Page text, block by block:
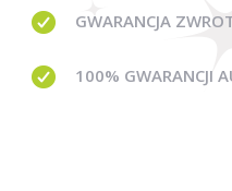
GWARANCJA
100% GWARANCJI